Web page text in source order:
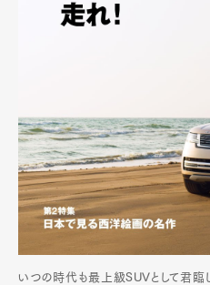
いつの時代も最上級SUVとして君臨